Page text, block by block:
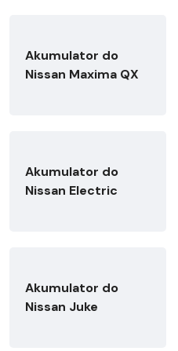
Akumulator do
Nissan Maxima QX
Akumulator do
Nissan Electric
Akumulator do
Nissan Juke